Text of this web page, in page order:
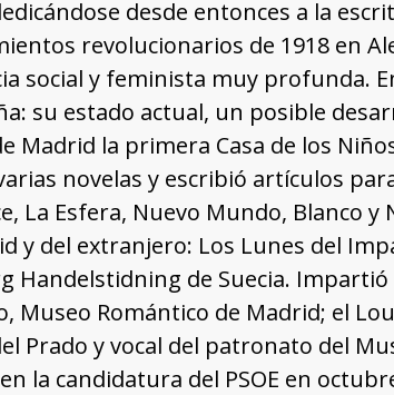
desde entonces a la
revolucionarios de 1918 en
social y feminista muy profunda.
su estado actual, un posible
Madrid la primera Casa de los
novelas y escribió artículos
La Esfera, Nuevo Mundo, Blanco
y del extranjero: Los Lunes del
Handelstidning de Suecia.
Museo Romántico de Madrid; el
Prado y vocal del patronato del
la candidatura del PSOE en